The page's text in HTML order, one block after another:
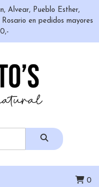
Alvear, Pueblo Esther,
en pedidos mayores
0